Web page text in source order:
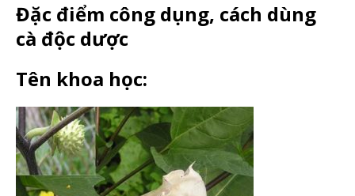
Đặc điểm công dụng, cách dùng
cà độc dược
Tên khoa học: